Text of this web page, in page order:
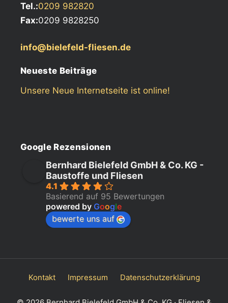
Tel.:0209 982820
Fax:0209 9828250
info@bielefeld-fliesen.de
Neueste Beiträge
Unsere Neue Internetseite ist online!
Google Rezensionen
Bernhard Bielefeld GmbH & Co. KG -
Baustoffe und Fliesen
4.1
Basierend auf 95 Bewertungen
powered by Google
bewerte uns auf
Kontakt Impressum Datenschutzerklärung